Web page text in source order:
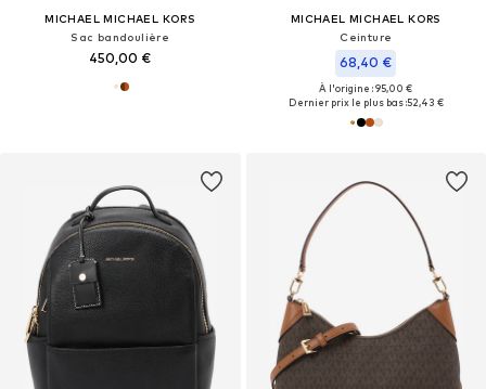
MICHAEL MICHAEL KORS
Sac bandoulière
450,00 €
MICHAEL MICHAEL KORS
Ceinture
68,40 €
À l'origine : 95,00 €
Dernier prix le plus bas :52,43 €